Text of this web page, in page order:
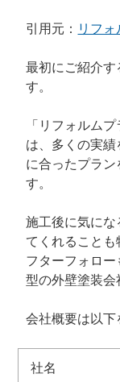
引用元： リフ
最初にご紹介す
す。
「リフォルム
は、多くの実
に合ったプラ
す。
施工後に気に
てくれること
フターフォロ
型の外壁塗装会
会社概要は以下
社名